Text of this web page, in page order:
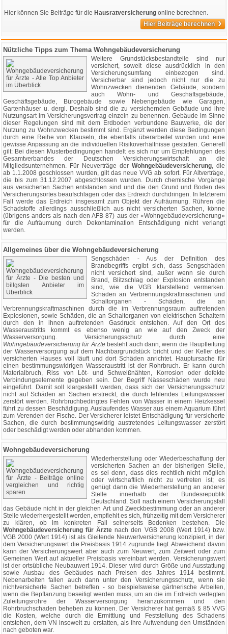
Hier können Sie Beiträge für die Hausratversicherung online berechnen.
Hier Beiträge berechnen ›
Nützliche Tipps zum Thema Wohngebäudeversicherung
Weitere Grundstücksbestandteile sind nur
versichert, soweit diese ausdrücklich in den
Versicherungsumfang einbezogen sind.
Versicherbar sind jedoch nicht nur die zu
Wohnzwecken dienenden Gebäude, sondern
auch Wohn- und Geschäftsgebäude,
Geschäftsgebäude, Bürogebäude sowie Nebengebäude wie Garagen,
Gartenhäuser u. dergl. Deshalb sind die zu versichernden Gebäude und ihre
Nutzungsart im Versicherungsvertrag einzeln zu benennen. Gebäude im Sinne
dieser Regelungen sind mit dem Erdboden verbundene Bauwerke, die der
Nutzung zu Wohnzwecken bestimmt sind. Ergänzt werden diese Bedingungen
durch eine Reihe von Klauseln, die ebenfalls überarbeitet wurden und eine
gewisse Anpassung an die individuellen Risikoverhältnisse gestatten. Generell
gilt: Bei diesen Musterbedingungen handelt es sich nur um Empfehlungen des
Gesamtverbandes der Deutschen Versicherungswirtschaft an die
Mitgliedsunternehmen. Für Neuverträge der Wohngebäudeversicherung, die
ab 1.1.2008 geschlossen wurden, gilt das neue VVG ab sofort. Für Altverträge,
die bis zum 31.12.2007 abgeschlossen wurden. Durch chemische Vorgänge
aus versicherten Sachen entstanden sind und die den Grund und Boden des
Versicherungsortes beaufschlagen oder das Erdreich durchdringen. In letzterem
Fall werde das Erdreich insgesamt zum Objekt der Aufräumung. Rühren die
Schadstoffe allerdings ausschließlich aus nicht versicherten Sachen, könne
(übrigens anders als nach den AFB 87) aus der «Wohngebäudeversicherung»
für die Aufräumung durch Dekontamination Entschädigung nicht verlangt
werden.
Allgemeines über die Wohngebäudeversicherung
Sengschäden - Aus der Definition des
Brandbegriffs ergibt sich, dass Sengschäden
nicht versichert sind, außer wenn sie durch
Brand, Blitzschlag oder Explosion entstanden
sind, wie die VGB klarstellend vermerken.
Schäden an Verbrennungskraftmaschinen und
Schaltorganen - Schäden, die an
Verbrennungskraftmaschinen durch die im Verbrennungsraum auftretenden
Explosionen, sowie Schäden, die an Schaltorganen von elektrischen Schaltern
durch den in ihnen auftretenden Gasdruck entstehen. Auf den Ort des
Wasseraustritts kommt es ebenso wenig an wie auf den Zweck der
Wasserversorgung. Versicherungsschutz durch eine
Wohngebäudeversicherung für Ärztebesteht auch dann, wenn die Hauptleitung
der Wasserversorgung auf dem Nachbargrundstück bricht und der Keller des
versicherten Hauses voll läuft und dort Schäden anrichtet. Hauptursache für
einen bestimmungswidrigen Wasseraustritt ist der Rohrbruch. Er kann durch
Materialbruch, Riss von Löt- und Schweißnähten, Korrosion oder defekte
Verbindungselemente gegeben sein. Der Begriff Nässeschäden wurde neu
eingeführt. Damit soll klargestellt werden, dass sich der Versicherungsschutz
nicht auf Schäden an Sachen erstreckt, die durch fehlendes Leitungswasser
zerstört werden. Rohrbruchbedingtes Fehlen von Wasser in einem Heizkessel
führt zu dessen Beschädigung. Auslaufendes Wasser aus einem Aquarium führt
zum Verenden der Fische. Der Versicherer leistet Entschädigung für versicherte
Sachen, die durch bestimmungswidrig austretendes Leitungswasser zerstört
oder beschädigt werden oder abhanden kommen.
Wohngebäudeversicherung
Wiederherstellung oder Wiederbeschaffung der
versicherten Sachen an der bisherigen Stelle,
es sei denn, dass dies rechtlich nicht möglich
oder wirtschaftlich nicht zu vertreten ist; es
genügt dann die Wiederherstellung an anderer
Stelle innerhalb der Bundesrepublik
Deutschland. Soll nach einem Versicherungsfall
das Gebäude nicht in der gleichen Art und Zweckbestimmung oder an anderer
Stelle wiederhergestellt werden, empfiehlt es sich, frühzeitig mit dem Versicherer
zu klären, ob im konkreten Fall seinerseits Bedenken bestehen. Die
Wohngebäudeversicherung für Ärzte nach den VGB 2008 (Wert 1914) bzw.
VGB 2000 (Wert 1914) ist als Gleitende Neuwertversicherung konzipiert, in der
dem Versicherungswert die Preisbasis 1914 zugrunde liegt. Abweichend davon
kann der Versicherungswert aber auch zum Neuwert, zum Zeitwert oder zum
Gemeinen Wert auf aktueller Preisbasis vereinbart werden. Versicherungswert
ist der ortsübliche Neubauwert 1914. Dieser wird durch Größe und Ausstattung
sowie Ausbau des Gebäudes nach Preisen des Jahres 1914 bestimmt.
Nebenarbeiten fallen auch dann unter den Versicherungsschutz, wenn sie
nichtversicherte Sachen betreffen - so beispielsweise gärtnerische Arbeiten,
wenn die Bepflanzung beseitigt werden muss, um an die im Erdreich verlegten
Zuleitungsrohre der Wasserversorgung heranzukommen und den
Rohrbruchschaden beheben zu können. Der Versicherer hat gemäß § 85 VVG
die Kosten, welche durch die Ermittlung und Feststellung des Schadens
entstehen, dem VN insoweit zu erstatten, als ihre Aufwendung den Umständen
nach geboten war.